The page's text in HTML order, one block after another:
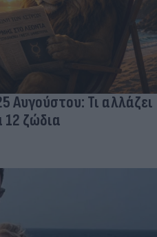
Αυγούστου: Τι αλλάζει
12 ζώδια